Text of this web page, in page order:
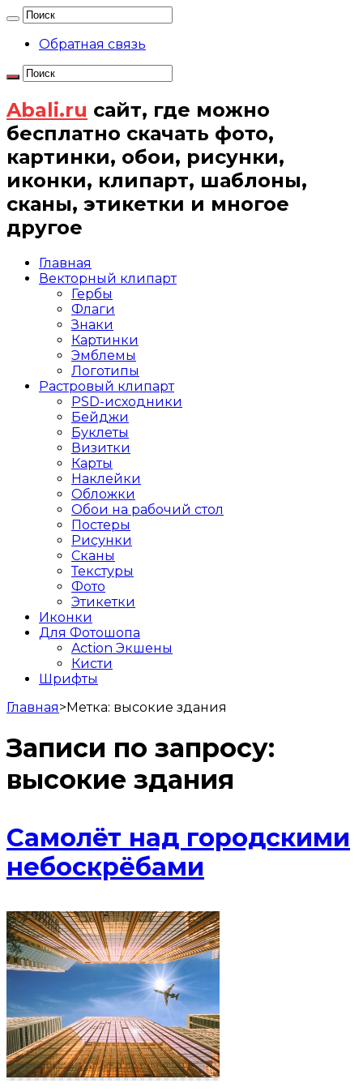
Обратная связь
Abali.ru сайт, где можно
бесплатно скачать фото,
картинки, обои, рисунки,
иконки, клипарт, шаблоны,
сканы, этикетки и многое
другое
Главная
Векторный клипарт
Гербы
Флаги
Знаки
Картинки
Эмблемы
Логотипы
Растровый клипарт
PSD-исходники
Бейджи
Буклеты
Визитки
Карты
Наклейки
Обложки
Обои на рабочий стол
Постеры
Рисунки
Сканы
Текстуры
Фото
Этикетки
Иконки
Для Фотошопа
Action Экшены
Кисти
Шрифты
Главная>Метка: высокие здания
Записи по запросу:
высокие здания
Самолёт над городскими
небоскрёбами